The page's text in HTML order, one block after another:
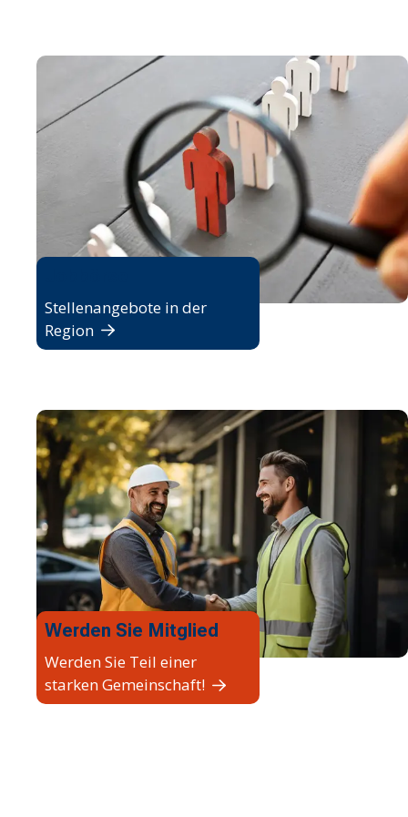
Stellenangebote in der
Region
Werden Sie Mitglied
Werden Sie Teil einer
starken Gemeinschaft!